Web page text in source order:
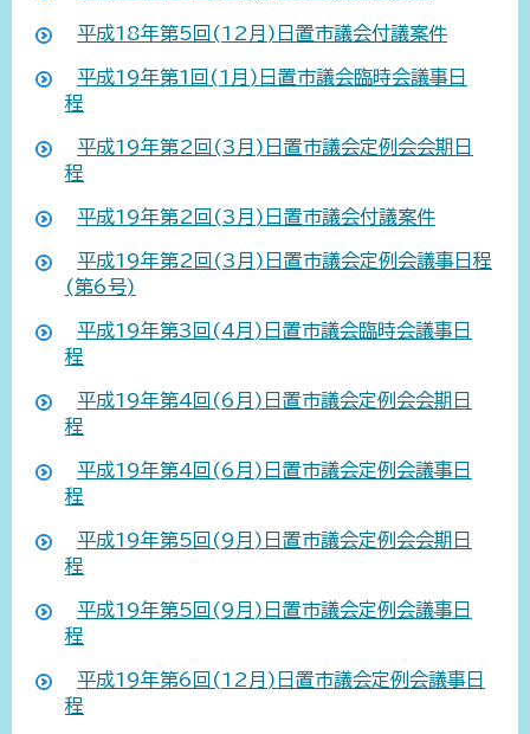
平成18年第5回(12月)日置市議会付議案件
平成19年第1回(1月)日置市議会臨時会議事日
程
平成19年第2回(3月)日置市議会定例会会期日
程
平成19年第2回(3月)日置市議会付議案件
平成19年第2回(3月)日置市議会定例会議事日程
(第6号)
平成19年第3回(4月)日置市議会臨時会議事日
程
平成19年第4回(6月)日置市議会定例会会期日
程
平成19年第4回(6月)日置市議会定例会議事日
程
平成19年第5回(9月)日置市議会定例会会期日
程
平成19年第5回(9月)日置市議会定例会議事日
程
平成19年第6回(12月)日置市議会定例会議事日
程